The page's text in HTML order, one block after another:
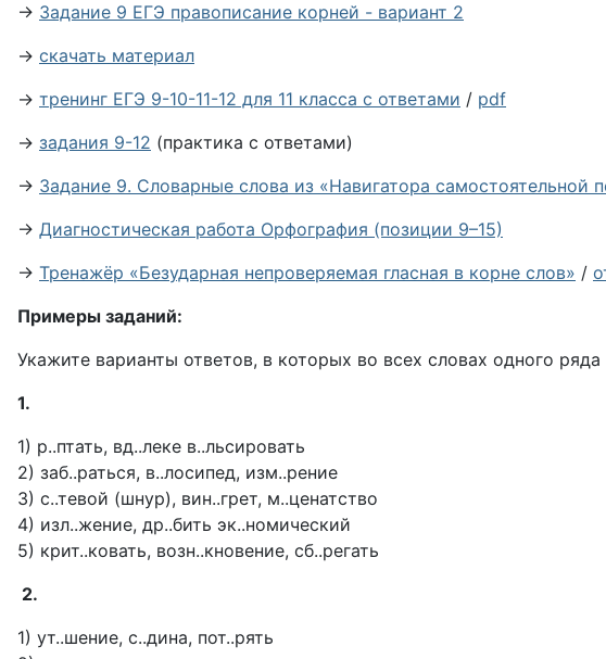
→ Задание 9 ЕГЭ правописание корней - вариант 2
→ скачать материал
→ тренинг ЕГЭ 9-10-11-12 для 11 класса с ответами / pdf
→ задания 9-12 (практика с ответами)
→ Задание 9. Словарные слова из «Навигатора самостоятельной
→ Диагностическая работа Орфография (позиции 9–15)
→ Тренажёр «Безударная непроверяемая гласная в корне слов» /
Примеры заданий:
Укажите варианты ответов, в которых во всех словах одного
1.
1) р..птать, вд..леке в..льсировать
2) заб..раться, в..лосипед, изм..рение
3) с..тевой (шнур), вин..грет, м..ценатство
4) изл..жение, др..бить эк..номический
5) крит..ковать, возн..кновение, сб..регать
2.
1) ут..шение, с..дина, пот..рять